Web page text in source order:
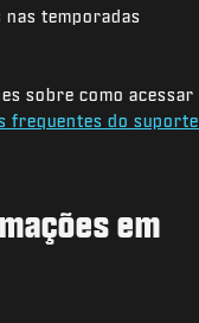
temporadas
sobre como acessar
frequentes do suporte
em